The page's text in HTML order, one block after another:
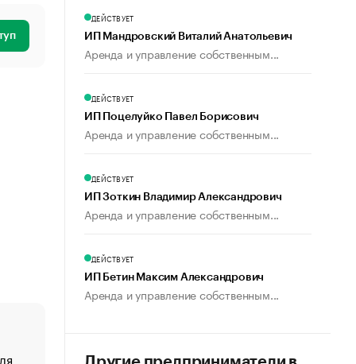
«От спорта тело стареет иначе». Как живет глава
ДЕЙСТВУЕТ
ИП Мандровский Виталий Анатольевич
Аренда и управление собственным...
ДЕЙСТВУЕТ
ИП Поцелуйко Павел Борисович
Аренда и управление собственным...
ДЕЙСТВУЕТ
ИП Зоткин Владимир Александрович
Аренда и управление собственным...
ДЕЙСТВУЕТ
ИП Бетин Максим Александрович
Аренда и управление собственным...